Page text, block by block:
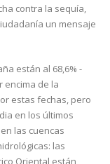
contra la sequía,
un mensaje
están al 68,6% -
encima de la
estas fechas, pero
en los últimos
las cuencas
las
Oriental están